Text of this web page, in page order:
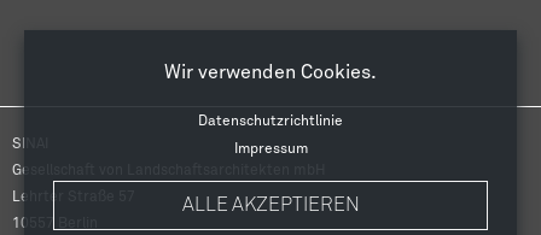
Wir verwenden Cookies.
Datenschutzrichtlinie
Impressum
ALLE AKZEPTIEREN
SINAI
Gesellschaft von Landschaftsarchitekten mbH
Lehrter Straße 57
10557